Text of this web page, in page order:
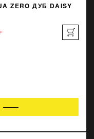
ZERO ДУБ DAISY